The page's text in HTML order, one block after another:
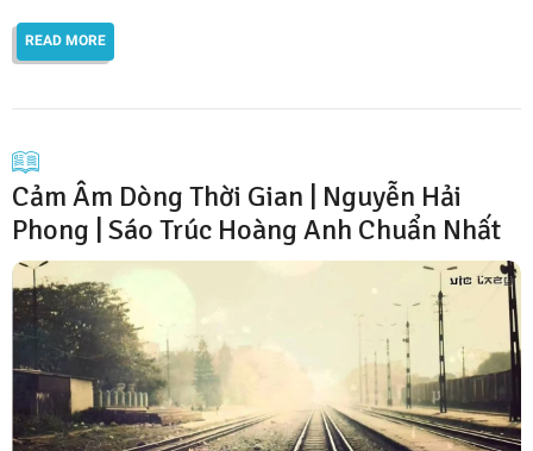
READ MORE
Cảm Âm Dòng Thời Gian | Nguyễn Hải
Phong | Sáo Trúc Hoàng Anh Chuẩn Nhất